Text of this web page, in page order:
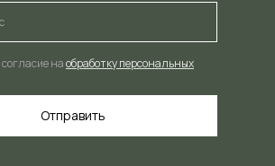
наобработку персональных
Отправить